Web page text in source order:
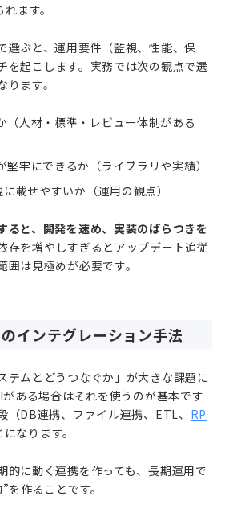
ます。
選ぶと、運用要件（監視、性能、保
を起こします。実務では次の観点で選
ます。
（人材・標準・レビュー体制がある
堅牢にできるか（ライブラリや実績）
載せやすいか（運用の観点）
ると、開発を速め、実装のばらつきを
存を増やしすぎるとアップデート追従
は見極めが必要です。
インテグレーション手法
テムとどうつなぐか」が大きな課題に
ある場合はそれを使うのが基本です
（DB連携、ファイル連携、ETL、 RP
なります。
的に動く連携を作っても、長期運用で
作ることです。